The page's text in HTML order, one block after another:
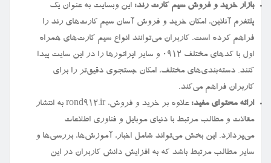
بازار خرید و فروش سیم کارت رند: این وبسایت به عنوان یک
پلتفرم آنلاین، امکان خرید و فروش آسان سیم کارت‌های رند را
فراهم کرده است. کاربران می‌توانند انواع سیم کارت‌های همراه
اول با کدهای مختلف ۰۹۱۲ و سایر اپراتورها را در این سایت پیدا
کنند. دسته‌بندی‌های مختلف، امکان جستجوی دقیق‌تر را برای
کاربران فراهم می‌کند.
ارائه محتوای مفید:
علاوه بر خرید و فروش، rond912.ir به انتشار
مقالات و مطالب مرتبط با دنیای موبایل و فناوری اطلاعات
می‌پردازد. این بخش می‌تواند شامل اخبار، آموزش‌ها، بررسی‌ها و
سایر مطالب مرتبط باشد که به افزایش دانش کاربران در این